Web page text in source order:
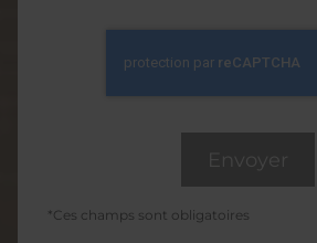
*Ces champs sont obligatoires